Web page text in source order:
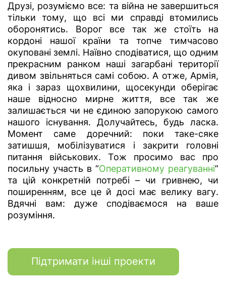
Друзі, розуміємо все: та війна не завершиться
тільки тому, що всі ми справді втомились
оборонятись. Ворог все так же стоїть на
кордоні нашої країни та топче тимчасово
окуповані землі. Наївно сподіватися, що одним
прекрасним ранком наші загарбані території
дивом звільняться самі собою. А отже, Армія,
яка і зараз щохвилини, щосекунди оберігає
наше відносно мирне життя, все так же
залишається чи не єдиною запорукою самого
нашого існування. Долучайтесь, будь ласка.
Момент саме доречний: поки таке-сяке
затишшя, мобілізуватися і закрити головні
питання військових. Тож просимо вас про
посильну участь в “Оперативному реагуванні”
та цій конкретній потребі – чи гривнею, чи
поширенням, все це й досі має велику вагу.
Вдячні вам: дуже сподіваємося на ваше
розуміння.
Підтримати інші проекти